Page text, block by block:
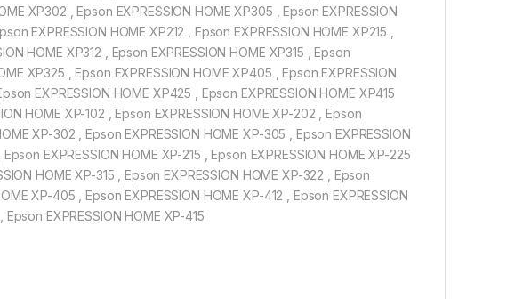
XP302 , Epson EXPRESSION HOME XP305 , Epson EXPRESSION
EXPRESSION HOME XP212 , Epson EXPRESSION HOME XP215 ,
HOME XP312 , Epson EXPRESSION HOME XP315 , Epson
XP325 , Epson EXPRESSION HOME XP405 , Epson EXPRESSION
EXPRESSION HOME XP425 , Epson EXPRESSION HOME XP415
HOME XP-102 , Epson EXPRESSION HOME XP-202 , Epson
XP-302 , Epson EXPRESSION HOME XP-305 , Epson EXPRESSION
EXPRESSION HOME XP-215 , Epson EXPRESSION HOME XP-225
HOME XP-315 , Epson EXPRESSION HOME XP-322 , Epson
XP-405 , Epson EXPRESSION HOME XP-412 , Epson EXPRESSION
EXPRESSION HOME XP-415